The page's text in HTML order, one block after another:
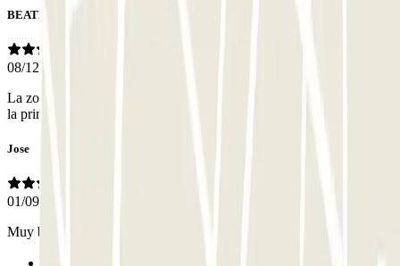
BEATRIZ
08/12/2024
La zona estaba en obras y resultó complicado encontrar la entrada a
la primera
Jose
01/09/2024
Muy buena atención por parte del chaval que se encontraba de turno